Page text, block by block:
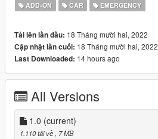
ADD-ON CAR EMERGENCY
Tải lên lần đầu: 18 Tháng mười hai, 2022
Cập nhật lần cuối: 18 Tháng mười hai, 2022
Last Downloaded: 14 hours ago
All Versions
1.0 (current)
1.110 tải về, 7 MB